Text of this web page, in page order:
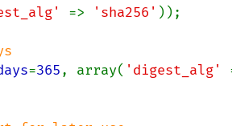
=> 'sha256' ));
=365, array( 'digest_alg'